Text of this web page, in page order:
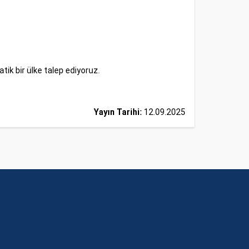
bir ülke talep ediyoruz.
Yayın Tarihi: 12.09.2025